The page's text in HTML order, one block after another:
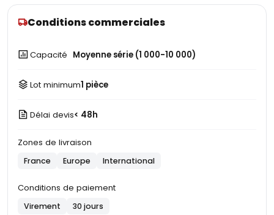
Conditions commerciales
Capacité Moyenne série (1 000-10 000)
Lot minimum1 pièce
Délai devis< 48h
Zones de livraison
France Europe International
Conditions de paiement
Virement 30 jours